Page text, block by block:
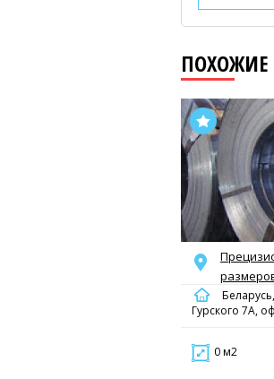
ПОХОЖИЕ
Гурского 7А,
0 м2